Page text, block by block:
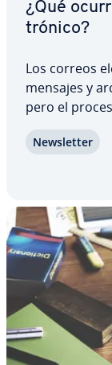
¿Qué
tró­ni­co?
Los correos
mensajes y
pero el
mensaje
Ne­w­s­le­t­ter